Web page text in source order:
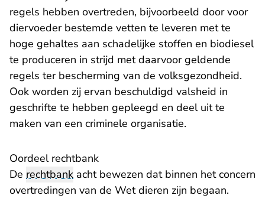
regels hebben overtreden, bijvoorbeeld door voor
diervoeder bestemde vetten te leveren met te
hoge gehaltes aan schadelijke stoffen en biodiesel
te produceren in strijd met daarvoor geldende
regels ter bescherming van de volksgezondheid.
Ook worden zij ervan beschuldigd valsheid in
geschrifte te hebben gepleegd en deel uit te
maken van een criminele organisatie.
Oordeel rechtbank
De rechtbank acht bewezen dat binnen het concern
overtredingen van de Wet dieren zijn begaan.